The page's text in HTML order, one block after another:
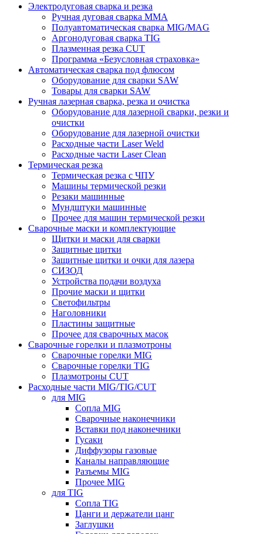
Электродуговая сварка и резка
Ручная дуговая сварка MMA
Полуавтоматическая сварка MIG/MAG
Аргонодуговая сварка TIG
Плазменная резка CUT
Программа «Безусловная страховка»
Автоматическая сварка под флюсом
Оборудование для сварки SAW
Товары для сварки SAW
Ручная лазерная сварка, резка и очистка
Оборудование для лазерной сварки, резки и
очистки
Оборудование для лазерной очистки
Расходные части Laser Weld
Расходные части Laser Clean
Термическая резка
Термическая резка с ЧПУ
Машины термической резки
Резаки машинные
Мундштуки машинные
Прочее для машин термической резки
Сварочные маски и комплектующие
Щитки и маски для сварки
Защитные щитки
Защитные щитки и очки для лазера
СИЗОД
Устройства подачи воздуха
Прочие маски и щитки
Светофильтры
Наголовники
Пластины защитные
Прочее для сварочных масок
Сварочные горелки и плазмотроны
Сварочные горелки MIG
Сварочные горелки TIG
Плазмотроны CUT
Расходные части MIG/TIG/CUT
для MIG
Сопла MIG
Сварочные наконечники
Вставки под наконечники
Гусаки
Диффузоры газовые
Каналы направляющие
Разъемы MIG
Прочее MIG
для TIG
Сопла TIG
Цанги и держатели цанг
Заглушки